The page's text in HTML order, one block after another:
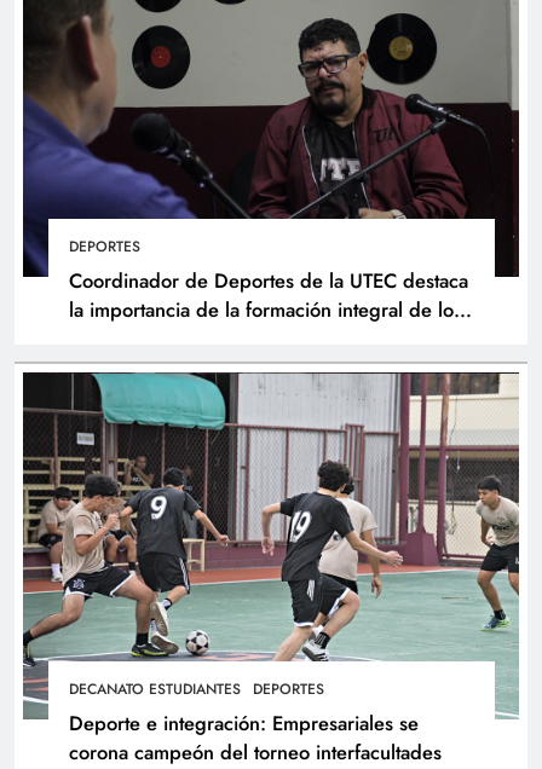
DEPORTES
Coordinador de Deportes de la UTEC destaca
la importancia de la formación integral de los
DECANATO ESTUDIANTES DEPORTES
Deporte e integración: Empresariales se
corona campeón del torneo interfacultades